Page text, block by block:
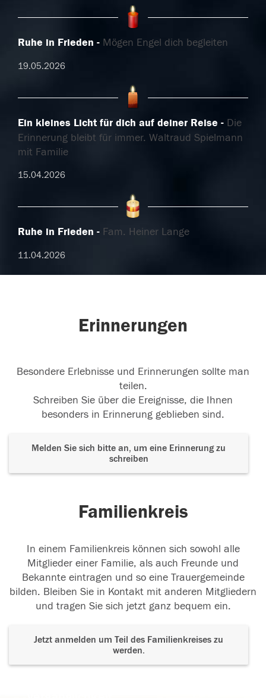
Ruhe in Frieden Mögen Engel dich begleiten
19.05.2026
Ein kleines Licht für dich auf deiner Reise
Die
Erinnerung bleibt für immer. Waltraud Spielmann
mit Familie
15.04.2026
Ruhe in Frieden Fam. Heiner Lange
11.04.2026
Erinnerungen
Besondere Erlebnisse und Erinnerungen sollte man
teilen.
Schreiben Sie über die Ereignisse, die Ihnen
besonders in Erinnerung geblieben sind.
Melden Sie sich bitte an, um eine Erinnerung zu
schreiben
Familienkreis
In einem Familienkreis können sich sowohl alle
Mitglieder einer Familie, als auch Freunde und
Bekannte eintragen und so eine Trauergemeinde
bilden. Bleiben Sie in Kontakt mit anderen Mitgliedern
und tragen Sie sich jetzt ganz bequem ein.
Jetzt anmelden um Teil des Familienkreises zu
werden.